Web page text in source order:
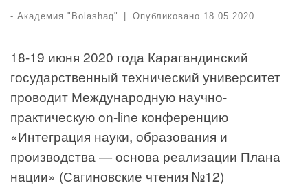
- Академия "Bolashaq" | Опубликовано 18.05.2020
18-19 июня 2020 года Карагандинский
государственный технический университет
проводит Международную научно-
практическую on-line конференцию
«Интеграция науки, образования и
производства — основа реализации Плана
нации» (Сагиновские чтения №12)